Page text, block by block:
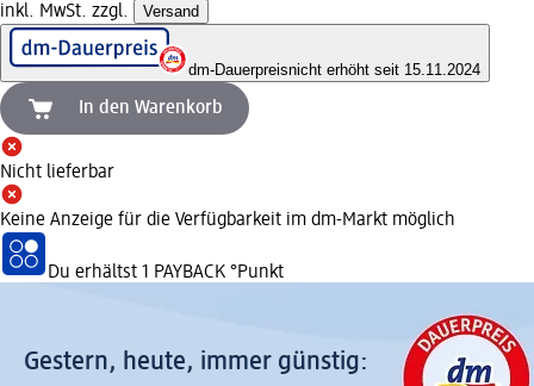
inkl. MwSt. zzgl. Versand
dm-Dauerpreisnicht erhöht seit 15.11.2024
In den Warenkorb
Nicht lieferbar
Keine Anzeige für die Verfügbarkeit im dm-Markt möglich
Du erhältst 1 PAYBACK °Punkt
Gestern, heute, immer günstig: